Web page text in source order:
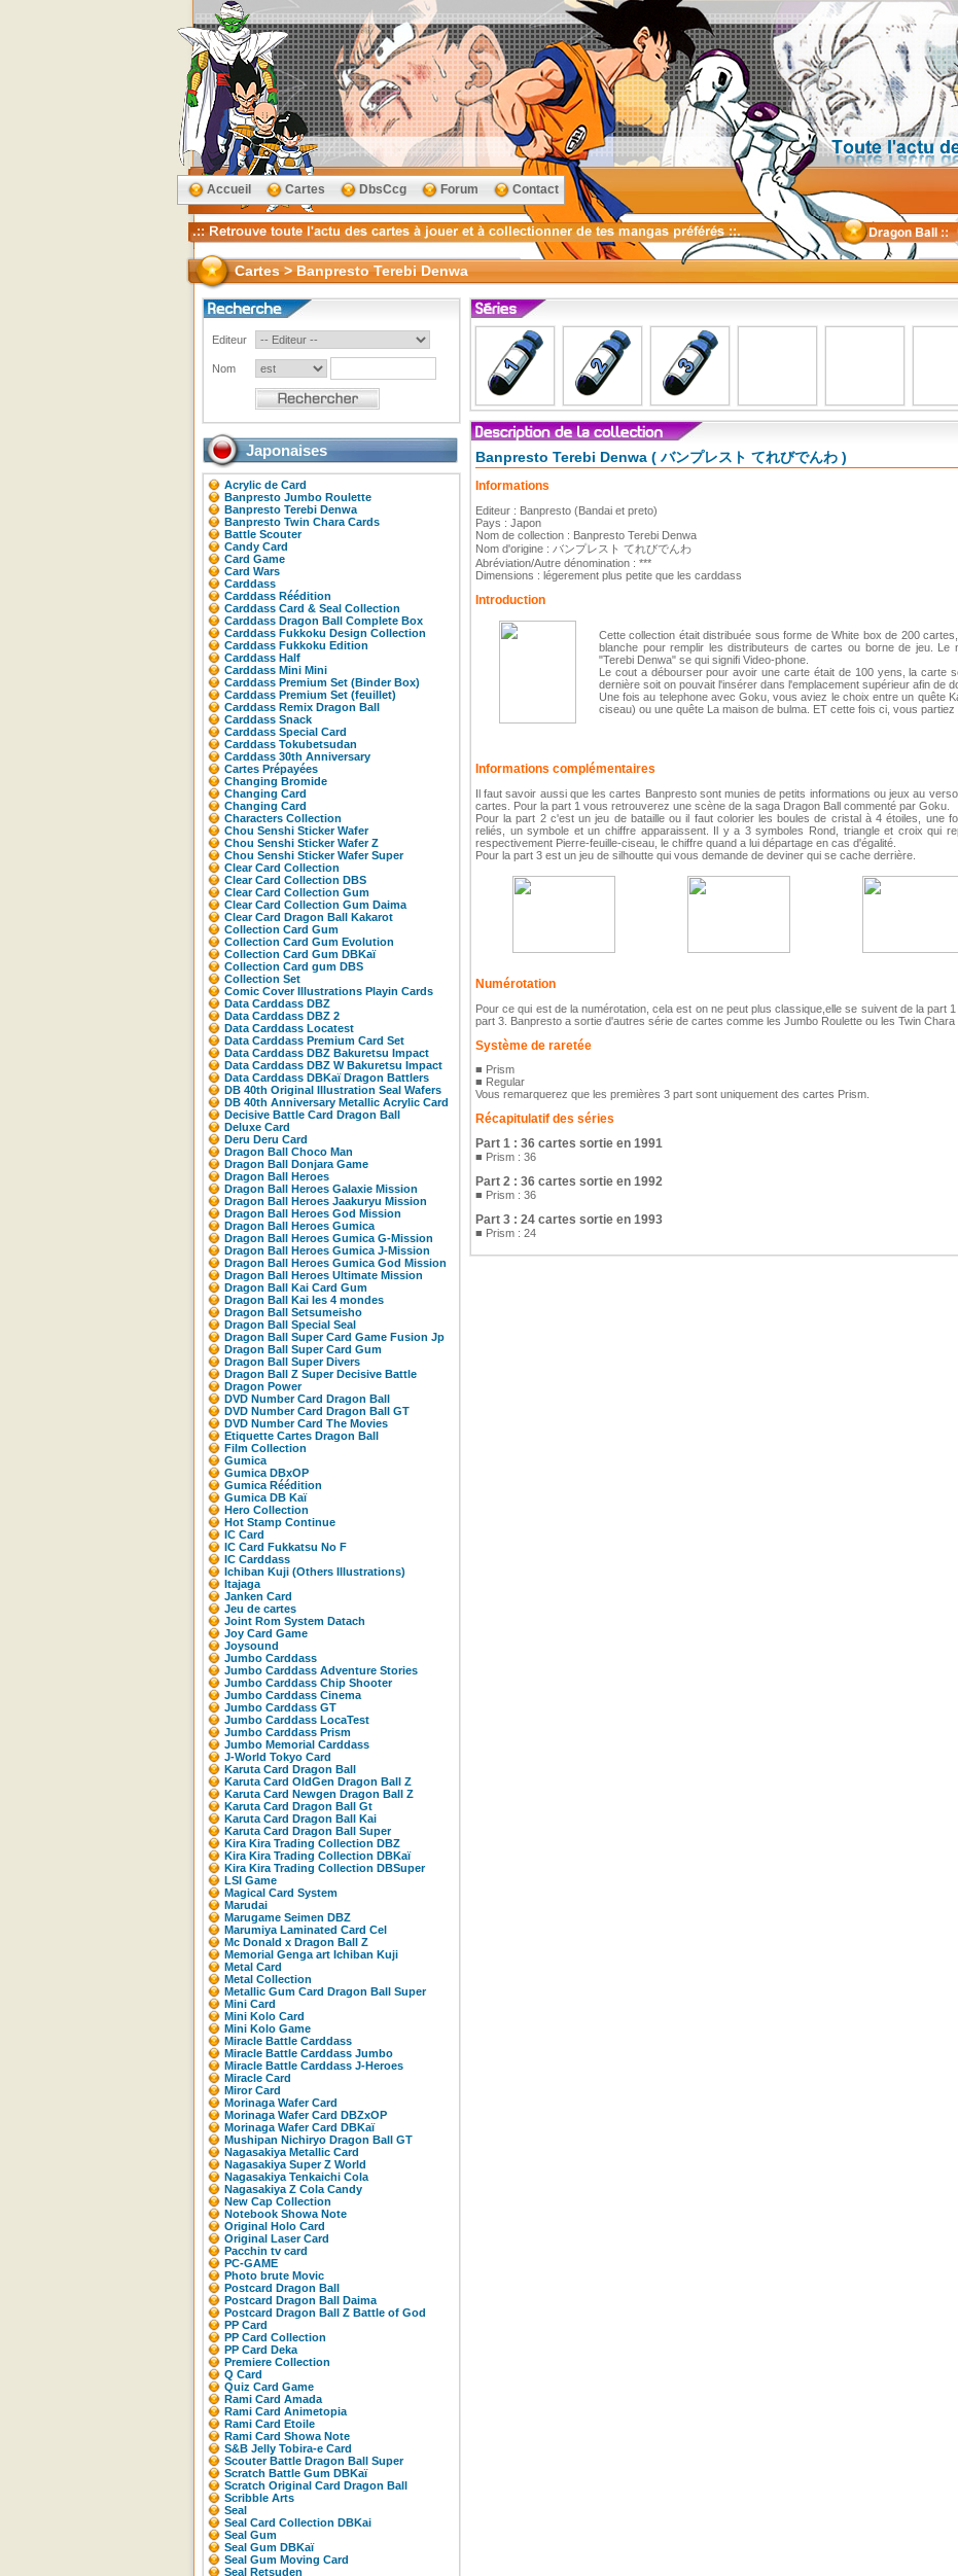
Accueil Cartes DbsCcg Forum Contact
Cartes > Banpresto Terebi Denwa
Editeur
Nom
Japonaises
Acrylic de Card
Banpresto Jumbo Roulette
Banpresto Terebi Denwa
Banpresto Twin Chara Cards
Battle Scouter
Candy Card
Card Game
Card Wars
Carddass
Carddass Réédition
Carddass Card & Seal Collection
Carddass Dragon Ball Complete Box
Carddass Fukkoku Design Collection
Carddass Fukkoku Edition
Carddass Half
Carddass Mini Mini
Carddass Premium Set (Binder Box)
Carddass Premium Set (feuillet)
Carddass Remix Dragon Ball
Carddass Snack
Carddass Special Card
Carddass Tokubetsudan
Carddass 30th Anniversary
Cartes Prépayées
Changing Bromide
Changing Card
Changing Card
Characters Collection
Chou Senshi Sticker Wafer
Chou Senshi Sticker Wafer Z
Chou Senshi Sticker Wafer Super
Clear Card Collection
Clear Card Collection DBS
Clear Card Collection Gum
Clear Card Collection Gum Daima
Clear Card Dragon Ball Kakarot
Collection Card Gum
Collection Card Gum Evolution
Collection Card Gum DBKaï
Collection Card gum DBS
Collection Set
Comic Cover Illustrations Playin Cards
Data Carddass DBZ
Data Carddass DBZ 2
Data Carddass Locatest
Data Carddass Premium Card Set
Data Carddass DBZ Bakuretsu Impact
Data Carddass DBZ W Bakuretsu Impact
Data Carddass DBKaï Dragon Battlers
DB 40th Original Illustration Seal Wafers
DB 40th Anniversary Metallic Acrylic Card
Decisive Battle Card Dragon Ball
Deluxe Card
Deru Deru Card
Dragon Ball Choco Man
Dragon Ball Donjara Game
Dragon Ball Heroes
Dragon Ball Heroes Galaxie Mission
Dragon Ball Heroes Jaakuryu Mission
Dragon Ball Heroes God Mission
Dragon Ball Heroes Gumica
Dragon Ball Heroes Gumica G-Mission
Dragon Ball Heroes Gumica J-Mission
Dragon Ball Heroes Gumica God Mission
Dragon Ball Heroes Ultimate Mission
Dragon Ball Kai Card Gum
Dragon Ball Kai les 4 mondes
Dragon Ball Setsumeisho
Dragon Ball Special Seal
Dragon Ball Super Card Game Fusion Jp
Dragon Ball Super Card Gum
Dragon Ball Super Divers
Dragon Ball Z Super Decisive Battle
Dragon Power
DVD Number Card Dragon Ball
DVD Number Card Dragon Ball GT
DVD Number Card The Movies
Etiquette Cartes Dragon Ball
Film Collection
Gumica
Gumica DBxOP
Gumica Réédition
Gumica DB Kaï
Hero Collection
Hot Stamp Continue
IC Card
IC Card Fukkatsu No F
IC Carddass
Ichiban Kuji (Others Illustrations)
Itajaga
Janken Card
Jeu de cartes
Joint Rom System Datach
Joy Card Game
Joysound
Jumbo Carddass
Jumbo Carddass Adventure Stories
Jumbo Carddass Chip Shooter
Jumbo Carddass Cinema
Jumbo Carddass GT
Jumbo Carddass LocaTest
Jumbo Carddass Prism
Jumbo Memorial Carddass
J-World Tokyo Card
Karuta Card Dragon Ball
Karuta Card OldGen Dragon Ball Z
Karuta Card Newgen Dragon Ball Z
Karuta Card Dragon Ball Gt
Karuta Card Dragon Ball Kai
Karuta Card Dragon Ball Super
Kira Kira Trading Collection DBZ
Kira Kira Trading Collection DBKaï
Kira Kira Trading Collection DBSuper
LSI Game
Magical Card System
Marudai
Marugame Seimen DBZ
Marumiya Laminated Card Cel
Mc Donald x Dragon Ball Z
Memorial Genga art Ichiban Kuji
Metal Card
Metal Collection
Metallic Gum Card Dragon Ball Super
Mini Card
Mini Kolo Card
Mini Kolo Game
Miracle Battle Carddass
Miracle Battle Carddass Jumbo
Miracle Battle Carddass J-Heroes
Miracle Card
Miror Card
Morinaga Wafer Card
Morinaga Wafer Card DBZxOP
Morinaga Wafer Card DBKaï
Mushipan Nichiryo Dragon Ball GT
Nagasakiya Metallic Card
Nagasakiya Super Z World
Nagasakiya Tenkaichi Cola
Nagasakiya Z Cola Candy
New Cap Collection
Notebook Showa Note
Original Holo Card
Original Laser Card
Pacchin tv card
PC-GAME
Photo brute Movic
Postcard Dragon Ball
Postcard Dragon Ball Daima
Postcard Dragon Ball Z Battle of God
PP Card
PP Card Collection
PP Card Deka
Premiere Collection
Q Card
Quiz Card Game
Rami Card Amada
Rami Card Animetopia
Rami Card Etoile
Rami Card Showa Note
S&B Jelly Tobira-e Card
Scouter Battle Dragon Ball Super
Scratch Battle Gum DBKaï
Scratch Original Card Dragon Ball
Scribble Arts
Seal
Seal Card Collection DBKai
Seal Gum
Seal Gum DBKaï
Seal Gum Moving Card
Seal Retsuden
Banpresto Terebi Denwa ( バンプレスト てれびでんわ )
Informations
Editeur : Banpresto (Bandai et preto)
Pays : Japon
Nom de collection : Banpresto Terebi Denwa
Nom d'origine : バンプレスト てれびでんわ
Abréviation/Autre dénomination : ***
Dimensions : légerement plus petite que les carddass
Introduction
Cette collection était distribuée sous forme de White box de 200
blanche pour remplir les distributeurs de cartes ou borne de jeu. Le
"Terebi Denwa" se qui signifi Video-phone.
Le cout a débourser pour avoir une carte était de 100 yens, la carte
dernière soit on pouvait l'insérer dans l'emplacement supérieur afin de
Une fois au telephone avec Goku, vous aviez le choix entre un quête
ciseau) ou une quête La maison de bulma. ET cette fois ci, vous
Informations complémentaires
Il faut savoir aussi que les cartes Banpresto sont munies de petits informations ou jeux au
cartes. Pour la part 1 vous retrouverez une scène de la saga Dragon Ball commenté par Goku.
Pour la part 2 c'est un jeu de bataille ou il faut colorier les boules de cristal à 4 étoiles, une
reliés, un symbole et un chiffre apparaissent. Il y a 3 symboles Rond, triangle et croix qui
respectivement Pierre-feuille-ciseau, le chiffre quand a lui départage en cas d'égalité.
Pour la part 3 est un jeu de silhoutte qui vous demande de deviner qui se cache derrière.
Numérotation
Pour ce qui est de la numérotation, cela est on ne peut plus classique,elle se suivent de la part
part 3. Banpresto a sortie d'autres série de cartes comme les Jumbo Roulette ou les Twin Chara
Système de raretée
■ Prism
■ Regular
Vous remarquerez que les premières 3 part sont uniquement des cartes Prism.
Récapitulatif des séries
Part 1 : 36 cartes sortie en 1991
■ Prism : 36
Part 2 : 36 cartes sortie en 1992
■ Prism : 36
Part 3 : 24 cartes sortie en 1993
■ Prism : 24